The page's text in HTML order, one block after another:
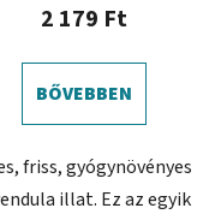
2 179 Ft
BŐVEBBEN
friss, gyógynövényes
illat. Ez az egyik